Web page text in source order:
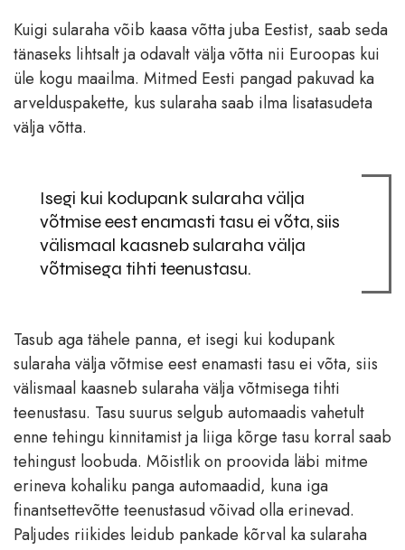
Kuigi sularaha võib kaasa võtta juba Eestist, saab seda
tänaseks lihtsalt ja odavalt välja võtta nii Euroopas kui
üle kogu maailma. Mitmed Eesti pangad pakuvad ka
arvelduspakette, kus sularaha saab ilma lisatasudeta
välja võtta.
Isegi kui kodupank sularaha välja
võtmise eest enamasti tasu ei võta, siis
välismaal kaasneb sularaha välja
võtmisega tihti teenustasu.
Tasub aga tähele panna, et isegi kui kodupank
sularaha välja võtmise eest enamasti tasu ei võta, siis
välismaal kaasneb sularaha välja võtmisega tihti
teenustasu. Tasu suurus selgub automaadis vahetult
enne tehingu kinnitamist ja liiga kõrge tasu korral saab
tehingust loobuda. Mõistlik on proovida läbi mitme
erineva kohaliku panga automaadid, kuna iga
finantsettevõtte teenustasud võivad olla erinevad.
Paljudes riikides leidub pankade kõrval ka sularaha